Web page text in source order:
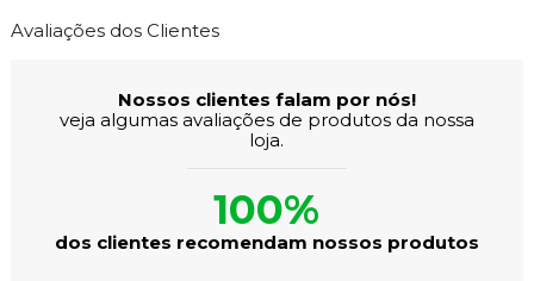
Avaliações dos Clientes
Nossos clientes falam por nós!
veja algumas avaliações de produtos da nossa
loja.
100%
dos clientes recomendam nossos produtos